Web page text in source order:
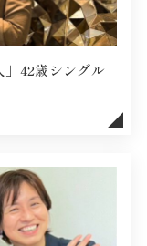
」42歳シングル